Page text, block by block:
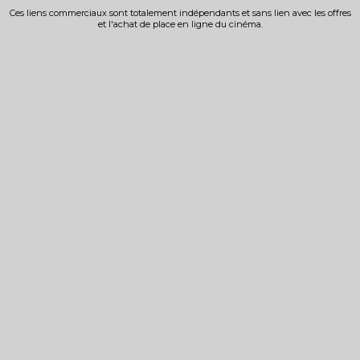
Ces liens commerciaux sont totalement indépendants et sans lien avec les offres
et l'achat de place en ligne du cinéma.